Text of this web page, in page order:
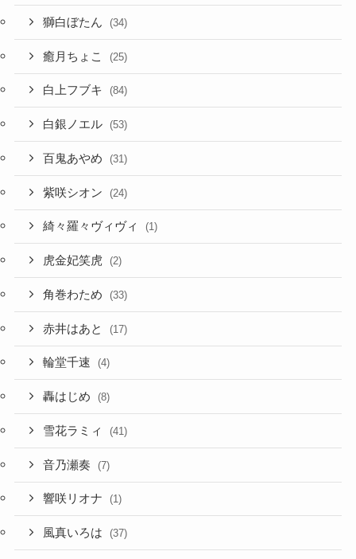
獅白ぼたん (34)
癒月ちょこ (25)
白上フブキ (84)
白銀ノエル (53)
百鬼あやめ (31)
紫咲シオン (24)
綺々羅々ヴィヴィ (1)
虎金妃笑虎 (2)
角巻わため (33)
赤井はあと (17)
輪堂千速 (4)
轟はじめ (8)
雪花ラミィ (41)
音乃瀬奏 (7)
響咲リオナ (1)
風真いろは (37)